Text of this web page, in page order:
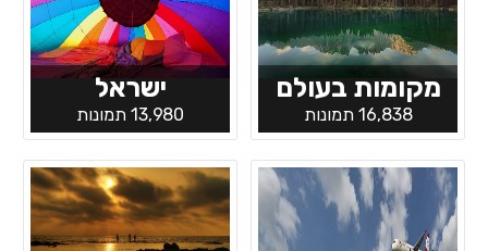
מקומות בעולם
16,838 תמונות
ישראל
13,980 תמונות